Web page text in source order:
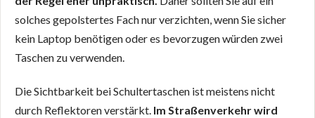
solches gepolstertes Fach nur verzichten, wenn Sie sicher
kein Laptop benötigen oder es bevorzugen würden zwei
Taschen zu verwenden.
Die Sichtbarkeit bei Schultertaschen ist meistens nicht
durch Reflektoren verstärkt. Im Straßenverkehr wird